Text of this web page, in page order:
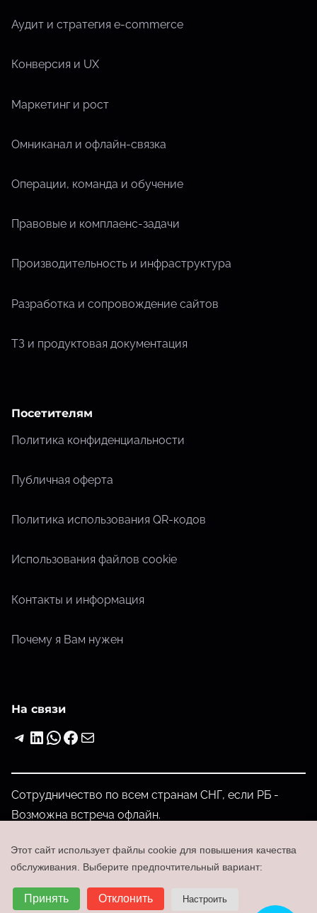
Аудит и стратегия e-commerce
Конверсия и UX
Маркетинг и рост
Омниканал и офлайн-связка
Операции, команда и обучение
Правовые и комплаенс-задачи
Производительность и инфраструктура
Разработка и сопровождение сайтов
ТЗ и продуктовая документация
Посетителям
Политика конфиденциальности
Публичная оферта
Политика использования QR-кодов
Использования файлов cookie
Контакты и информация
Почему я Вам нужен
На связи
Telegram LinkedIn WhatsApp Facebook Почта
Сотрудничество по всем странам СНГ, если РБ -
Возможна встреча офлайн.
+375-29-202-00-52
Войти
Этот сайт использует файлы cookie для повышения качества
обслуживания. Выберите предпочтительный вариант:
Принять Отклонить Настроить